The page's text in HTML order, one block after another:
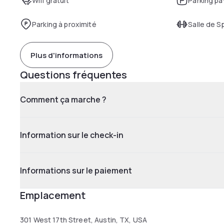
Parking à proximité Salle de
Plus d'informations
Questions fréquentes
Comment ça marche ?
Information sur le check-in
Informations sur le paiement
Emplacement
301 West 17th Street, Austin, TX, USA